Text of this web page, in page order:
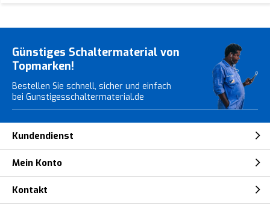
Günstiges Schaltermaterial von
Topmarken!
Bestellen Sie schnell, sicher und einfach
bei Gunstigesschaltermaterial.de
Kundendienst
Mein Konto
Kontakt